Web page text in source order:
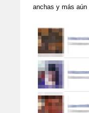
anchas y más